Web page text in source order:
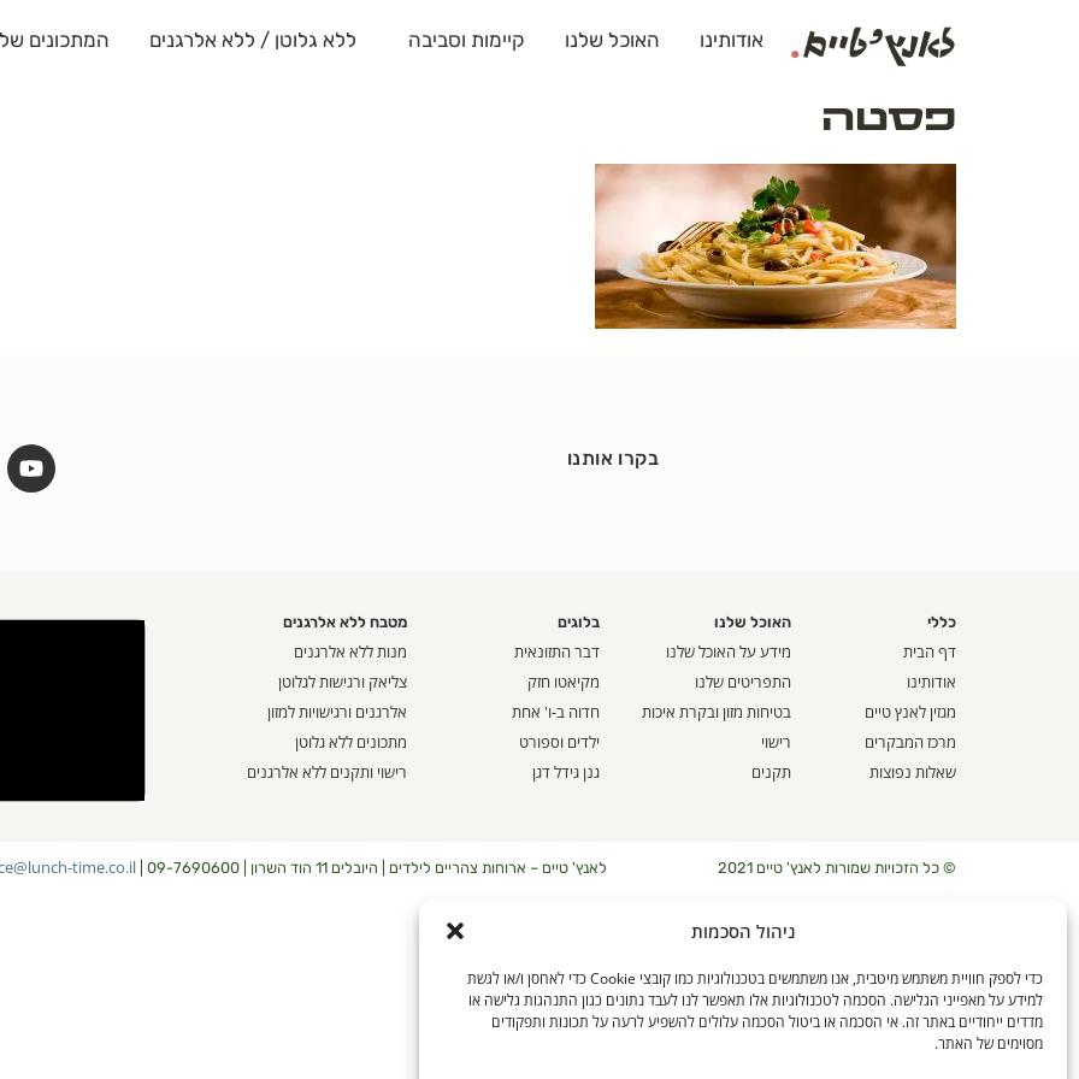
ניהול הסכמות
כדי לספק חוויית משתמש מיטבית, אנו משתמשים בטכנולוגיות כמו קובצי Cookie כדי לאחסן ו/או לגשת
למידע על מאפייני הגלישה. הסכמה לטכנולוגיות אלו תאפשר לנו לעבד נתונים כגון התנהגות גלישה או
מדדים ייחודיים באתר זה. אי הסכמה או ביטול הסכמה עלולים להשפיע לרעה על תכונות ותפקודים
מסוימים של האתר.
אודותינו האוכל שלנו קיימות וסביבה ללא גלוטן / ללא אלרגנים המתכונים
פסטה
בקרו אותנו
כללי
דף הבית
אודותינו
מגזין לאנץ טיים
מרכז המבקרים
שאלות נפוצות
האוכל שלנו
מידע על האוכל שלנו
התפריטים שלנו
בטיחות מזון ובקרת איכות
רישוי
תקנים
בלוגים
דבר התזונאית
מקיאטו חזק
חדוה ב-ו' אחת
ילדים וספורט
גנן גידל דגן
מטבח ללא אלרגנים
מנות ללא אלרגנים
צליאק ורגישות לגלוטן
אלרגנים ורגישויות למזון
מתכונים ללא גלוטן
רישוי ותקנים ללא אלרגנים
© כל הזכויות שמורות לאנץ' טיים 2021 לאנץ' טיים – ארוחות צהריים לילדים | היובלים 11 הוד השרון | 09-7690600 | time.co.il